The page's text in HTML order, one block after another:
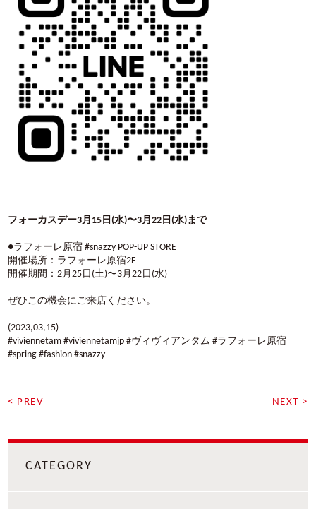
フォーカスデー3月 15 日(水)〜3月22 日(水)まで
●ラフォーレ原宿 #snazzy POP-UP STORE
開催場所：ラフォーレ原宿2F
開催期間：2月25 日 (土)〜3月22 日 (水)
ぜひこの機会にご来店ください。
(2023,03,15)
#viviennetam #viviennetamjp #ヴィヴィアンタム #ラフォーレ原宿
#spring #fashion #snazzy
< PREV NEXT >
CATEGORY